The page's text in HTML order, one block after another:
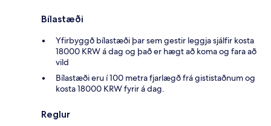
Bílastæði
Yfirbyggð bílastæði þar sem gestir leggja sjálfir kosta
18000 KRW á dag og það er hægt að koma og fara að
vild
Bílastæði eru í 100 metra fjarlægð frá gististaðnum og
kosta 18000 KRW fyrir á dag.
Reglur